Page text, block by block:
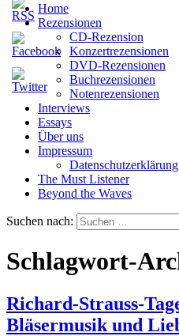
Home
Rezensionen
CD-Rezension
Konzertrezensionen
DVD-Rezensionen
Buchrezensionen
Notenrezensionen
Interviews
Essays
Über uns
Impressum
Datenschutzerklärung
The Must Listener
Beyond the Waves
Suchen nach:
Schlagwort-
Richard-Strauss-
Bläsermusik und